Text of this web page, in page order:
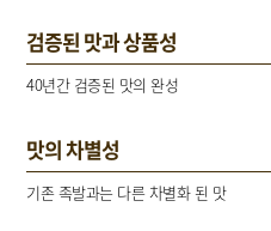
검증된 맛과 상품성
40년간 검증된 맛의 완성
맛의 차별성
기존 족발과는 다른 차별화 된 맛